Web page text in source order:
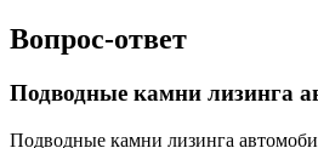
Вопрос-ответ
Подводные камни лизинга
Подводные камни лизинга